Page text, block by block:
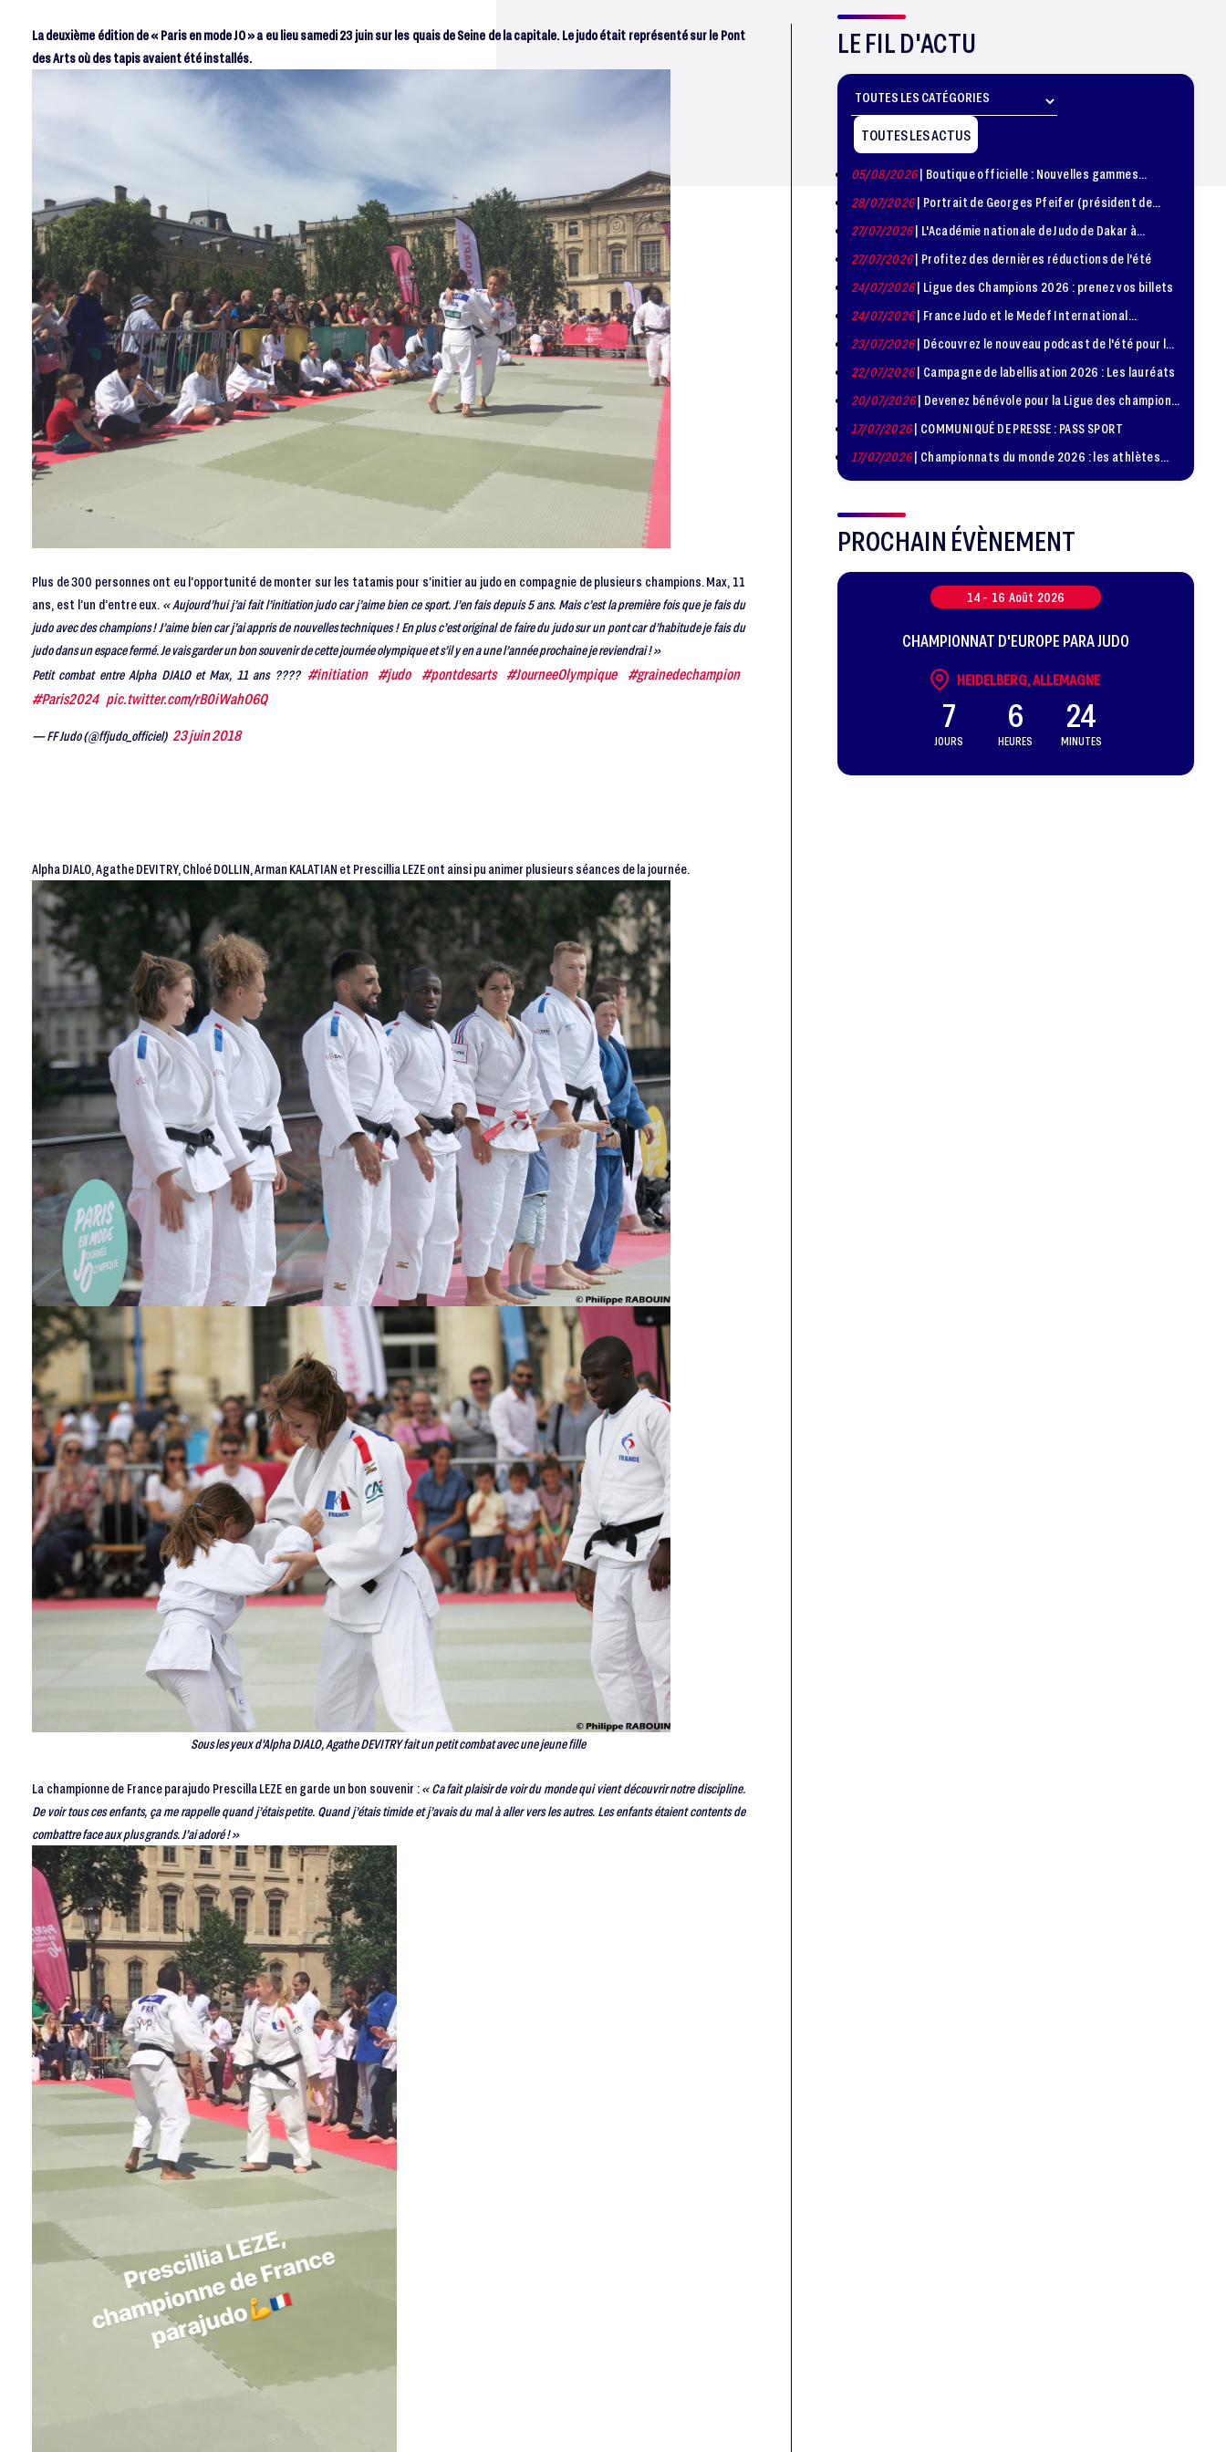
La deuxième édition de « Paris en mode JO » a eu lieu samedi 23 juin sur les quais de Seine de la capitale. Le judo était représenté sur le Pont
des Arts où des tapis avaient été installés.
Plus de 300 personnes ont eu l’opportunité de monter sur les tatamis pour s’initier au judo en compagnie de plusieurs champions. Max, 11
ans, est l’un d’entre eux. « Aujourd’hui j’ai fait l’initiation judo car j’aime bien ce sport. J’en fais depuis 5 ans. Mais c’est la première fois que je fais du
judo avec des champions ! J’aime bien car j’ai appris de nouvelles techniques ! En plus c’est original de faire du judo sur un pont car d’habitude je fais du
judo dans un espace fermé. Je vais garder un bon souvenir de cette journée olympique et s’il y en a une l’année prochaine je reviendrai ! »
Petit combat entre Alpha DJALO et Max, 11 ans ???? #initiation #judo #pontdesarts #JourneeOlympique
#grainedechampion
#Paris2024 pic.twitter.com/rB0iWahO6Q
— FF Judo (@ffjudo_officiel) 23 juin 2018
Alpha DJALO, Agathe DEVITRY, Chloé DOLLIN, Arman KALATIAN et Prescillia LEZE ont ainsi pu animer plusieurs séances de la journée.
Sous les yeux d'Alpha DJALO, Agathe DEVITRY fait un petit combat avec une jeune fille
La championne de France parajudo Prescilla LEZE en garde un bon souvenir :« Ca fait plaisir de voir du monde qui vient découvrir notre discipline.
De voir tous ces enfants, ça me rappelle quand j’étais petite. Quand j’étais timide et j’avais du mal à aller vers les autres. Les enfants étaient contents de
combattre face aux plus grands. J’ai adoré ! »
LE FIL D'ACTU
TOUTES LES ACTUS
05/08/2026| Boutique officielle : Nouvelles gammes
disponible !
28/07/2026| Portrait de Georges Pfeifer (président de
1981 – 1986)
27/07/2026| L'Académie nationale de Judo de Dakar à
l'honneur
27/07/2026| Profitez des dernières réductions de l'été
24/07/2026| Ligue des Champions 2026 : prenez vos billets
24/07/2026| France Judo et le Medef International
organisent la troisième édition de la Journée de la
23/07/2026| Découvrez le nouveau podcast de l'été pour les
jeunes judokas
22/07/2026| Campagne de labellisation 2026 : Les lauréats
20/07/2026| Devenez bénévole pour la Ligue des champions
de judo à Paris le 24 octobre !
17/07/2026| COMMUNIQUÉ DE PRESSE : PASS SPORT
17/07/2026| Championnats du monde 2026 : les athlètes
sélectionnés
PROCHAIN ÉVÈNEMENT
14 - 16 Août 2026
CHAMPIONNAT D'EUROPE PARA JUDO
HEIDELBERG, ALLEMAGNE
7
JOURS
6
HEURES
24
MINUTES